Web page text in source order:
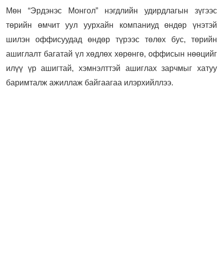
Мөн “Эрдэнэс Монгол” нэгдлийн удирдлагын зүгээс
төрийн өмчит уул уурхайн компаниуд өндөр үнэтэй
шилэн оффисуудад өндөр түрээс төлөх бус, төрийн
ашиглалт багатай үл хөдлөх хөрөнгө, оффисын нөөцийг
илүү үр ашигтай, хэмнэлттэй ашиглах зарчмыг хатуу
баримталж ажиллаж байгаагаа илэрхийллээ.